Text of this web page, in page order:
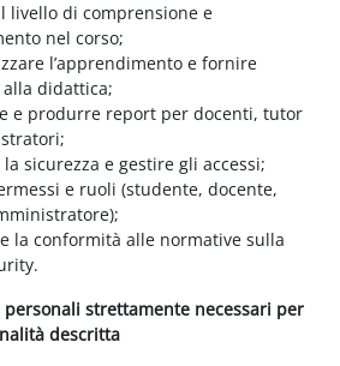
livello di comprensione e
nel corso;
l’apprendimento e fornire
didattica;
e produrre report per docenti, tutor
sicurezza e gestire gli accessi;
e ruoli (studente, docente,
la conformità alle normative sulla
strettamente necessari per
descritta